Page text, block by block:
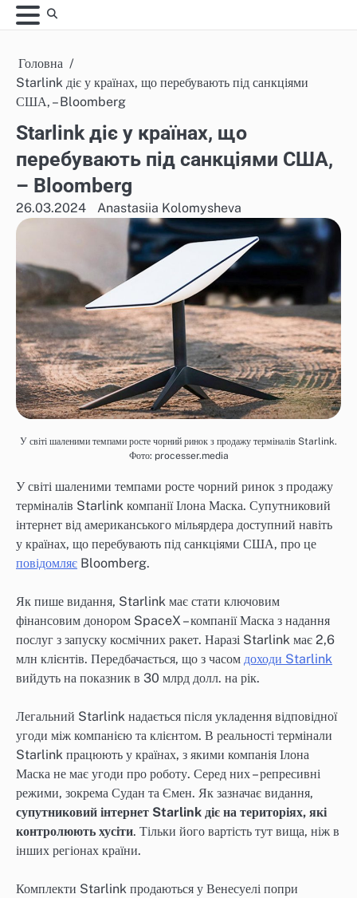
Skip
to
Головна
Starlink діє у країнах, що перебувають під санкціями
США, – Bloomberg
Starlink діє у країнах, що
перебувають під санкціями США,
– Bloomberg
26.03.2024 Anastasiia Kolomysheva
У світі шаленими темпами росте чорний ринок з продажу терміналів Starlink.
Фото: processer.media
У світі шаленими темпами росте чорний ринок з продажу
терміналів Starlink компанії Ілона Маска. Супутниковий
інтернет від американського мільярдера доступний навіть
у країнах, що перебувають під санкціями США, про це
повідомляє Bloomberg.
Як пише видання, Starlink має стати ключовим
фінансовим донором SpaceX – компанії Маска з надання
послуг з запуску космічних ракет. Наразі Starlink має 2,6
млн клієнтів. Передбачається, що з часом доходи Starlink
вийдуть на показник в 30 млрд долл. на рік.
Легальний Starlink надається після укладення відповідної
угоди між компанією та клієнтом. В реальності термінали
Starlink працюють у країнах, з якими компанія Ілона
Маска не має угоди про роботу. Серед них – репресивні
режими, зокрема Судан та Ємен. Як зазначає видання,
супутниковий інтернет Starlink діє на територіях, які
контролюють хусіти. Тільки його вартість тут вища, ніж в
інших регіонах країни.
Комплекти Starlink продаються у Венесуелі попри